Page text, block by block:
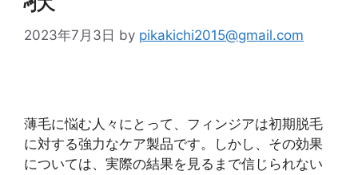
2023年7月3日 by pikakichi2015@gmail.com
薄毛に悩む人々にとって、フィンジアは初期脱毛
に対する強力なケア製品です。しかし、その効果
については、実際の結果を見るまで信じられない